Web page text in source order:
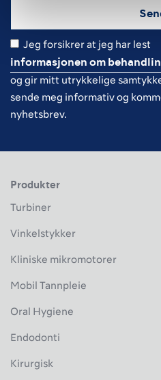
Jeg forsikrer at jeg har lest
informasjonen om
og gir mitt utrykkelige
sende meg informativ og
nyhetsbrev.
Produkter
Turbiner
Vinkelstykker
Kliniske mikromotorer
Mobil Tannpleie
Oral Hygiene
Endodonti
Kirurgisk